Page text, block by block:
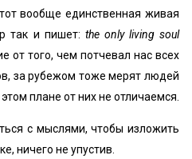
вообще единственная живая
так и пишет: the only living soul
от того, чем потчевал нас всех
за рубежом тоже мерят людей
плане от них не отличаемся.
с мыслями, чтобы изложить
ничего не упустив.